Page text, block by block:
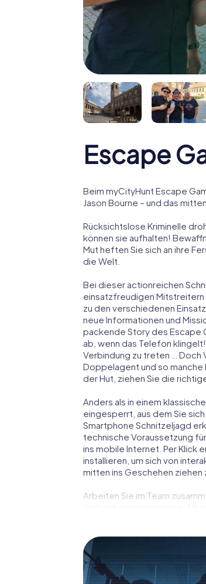
Escape
Beim myCityHunt Escape
Jason Bourne – und das
Rücksichtslose Kriminelle
können sie aufhalten!
Mut heften Sie sich an ihre
die Welt.
Bei dieser actionreichen
einsatzfreudigen Mitstreitern
zu den verschiedenen
neue Informationen und
packende Story des Escape
ab, wenn das Telefon
Verbindung zu treten … Doch
Doppelagent und so
der Hut, ziehen Sie die
Anders als in einem
eingesperrt, aus dem Sie
Smartphone Schnitzeljagd
technische Voraussetzung
ins mobile Internet. Per Klick
installieren, um sich von
mitten ins Geschehen ziehen
Arbeiten Sie im Team
Verbindungspersonen auf
Team im Highscore von
Das myCityHunt Escape
Holen Sie sich Ihre Tickets in
Fabriano in einen Outdoor